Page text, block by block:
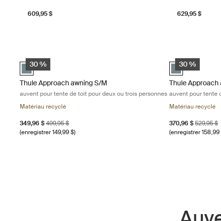
609,95 $ 629,95 $
Thule Approach awning S/M auvent pour tente de toit pour
30 %
Mid blue swatch (selected)
Thule Approach awning S/M
auvent pour tente de toit pour deux ou trois personnes
Matériau recyclé
Prix de vente
349,96 $Prix initial
499,95 $
(enregistrer 149,99 $)
Thule
30 %
Mid blue
Thule Approach
auvent pour tente
Matériau recyclé
Prix de vente
370,96 $Prix initial
529,95 $
(enregistrer 158,99